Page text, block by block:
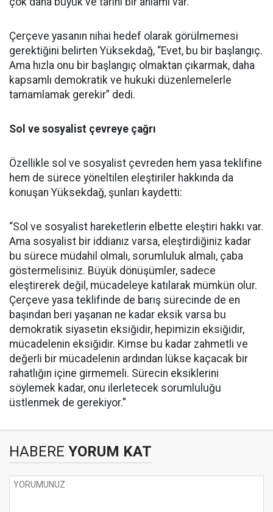
Çerçeve yasanın nihai hedef olarak görülmemesi
gerektiğini belirten Yüksekdağ, “Evet, bu bir başlangıç.
Ama hızla onu bir başlangıç olmaktan çıkarmak, daha
kapsamlı demokratik ve hukuki düzenlemelerle
tamamlamak gerekir” dedi.
Sol ve sosyalist çevreye çağrı
Özellikle sol ve sosyalist çevreden hem yasa teklifine
hem de sürece yöneltilen eleştiriler hakkında da
konuşan Yüksekdağ, şunları kaydetti:
“Sol ve sosyalist hareketlerin elbette eleştiri hakkı var.
Ama sosyalist bir iddianız varsa, eleştirdiğiniz kadar
bu sürece müdahil olmalı, sorumluluk almalı, çaba
göstermelisiniz. Büyük dönüşümler, sadece
eleştirerek değil, mücadeleye katılarak mümkün olur.
Çerçeve yasa teklifinde de barış sürecinde de en
başından beri yaşanan ne kadar eksik varsa bu
demokratik siyasetin eksiğidir, hepimizin eksiğidir,
mücadelenin eksiğidir. Kimse bu kadar zahmetli ve
değerli bir mücadelenin ardından lükse kaçacak bir
rahatlığın içine girmemeli. Sürecin eksiklerini
söylemek kadar, onu ilerletecek sorumluluğu
üstlenmek de gerekiyor.”
HABERE YORUM KAT